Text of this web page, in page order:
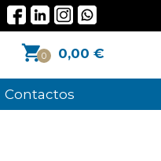
0 0,00 €
Contactos